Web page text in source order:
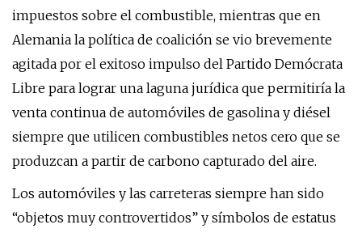
impuestos sobre el combustible, mientras que en
Alemania la política de coalición se vio brevemente
agitada por el exitoso impulso del Partido Demócrata
Libre para lograr una laguna jurídica que permitiría la
venta continua de automóviles de gasolina y diésel
siempre que utilicen combustibles netos cero que se
produzcan a partir de carbono capturado del aire.
Los automóviles y las carreteras siempre han sido
“objetos muy controvertidos” y símbolos de estatus